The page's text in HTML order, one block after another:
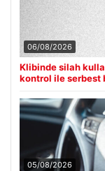
06/08/2026
Klibinde silah
kontrol ile serbest
05/08/2026